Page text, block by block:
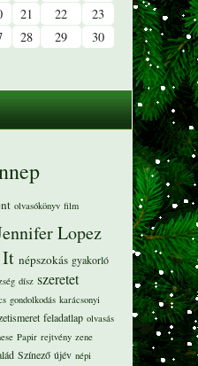
21 22
23
28 29
30
olvasókönyv film
Lopez
népszokás gyakorló
dísz szeretet
gondolkodás karácsonyi
feladatlap olvasás
Papir rejtvény zene
Színező újév népi